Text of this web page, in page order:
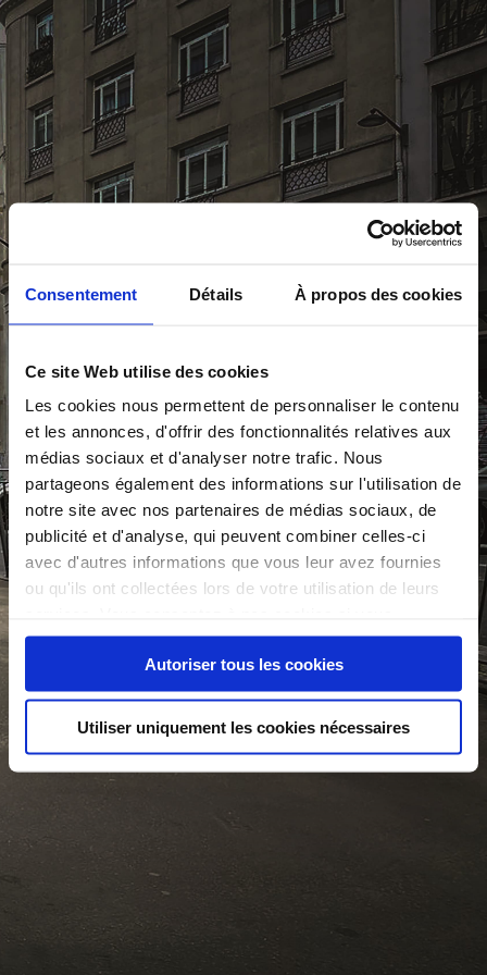
Consentement Détails À propos des cookies
Ce site Web utilise des cookies
Les cookies nous permettent de personnaliser le contenu
et les annonces, d'offrir des fonctionnalités relatives aux
médias sociaux et d'analyser notre trafic. Nous
partageons également des informations sur l'utilisation de
notre site avec nos partenaires de médias sociaux, de
publicité et d'analyse, qui peuvent combiner celles-ci
avec d'autres informations que vous leur avez fournies
ou qu'ils ont collectées lors de votre utilisation de leurs
continuez à utiliser notre site Web.
Autoriser tous les cookies
Utiliser uniquement les cookies nécessaires